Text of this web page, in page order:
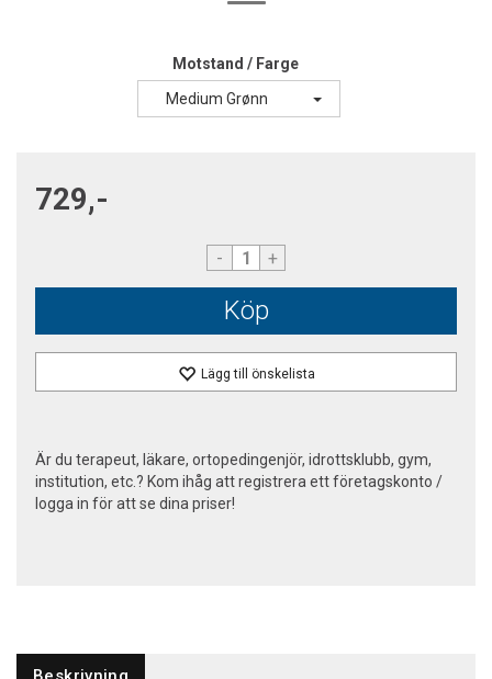
Motstand / Farge
Medium Grønn
729,-
- +
Köp
Lägg till önskelista
Är du terapeut, läkare, ortopedingenjör, idrottsklubb, gym,
institution, etc.? Kom ihåg att registrera ett företagskonto /
logga in för att se dina priser!